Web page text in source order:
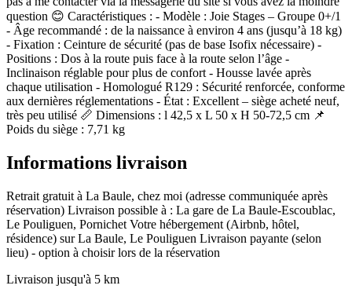
question 😊 Caractéristiques : - Modèle : Joie Stages – Groupe 0+/1
- Âge recommandé : de la naissance à environ 4 ans (jusqu’à 18 kg)
- Fixation : Ceinture de sécurité (pas de base Isofix nécessaire) -
Positions : Dos à la route puis face à la route selon l’âge -
Inclinaison réglable pour plus de confort - Housse lavée après
chaque utilisation - Homologué R129 : Sécurité renforcée, conforme
aux dernières réglementations - État : Excellent – siège acheté neuf,
très peu utilisé 📏 Dimensions : l 42,5 x L 50 x H 50-72,5 cm 📌
Poids du siège : 7,71 kg
Informations livraison
Retrait gratuit à La Baule, chez moi (adresse communiquée après
réservation) Livraison possible à : La gare de La Baule-Escoublac,
Le Pouliguen, Pornichet Votre hébergement (Airbnb, hôtel,
résidence) sur La Baule, Le Pouliguen Livraison payante (selon
lieu) - option à choisir lors de la réservation
Livraison jusqu'à 5 km